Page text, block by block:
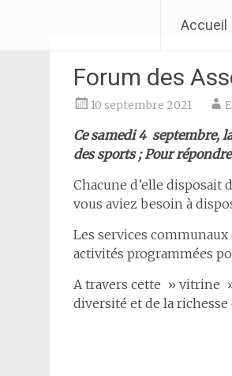
Ville de Laventie
au
Accueil
Forum des
10 septembre 2021
Ce samedi 4 septembre,
des sports ; Pour
Chacune d’elle disposait
vous aviez besoin à
Les services
activités programmées
A travers cette » vitrine
diversité et de la